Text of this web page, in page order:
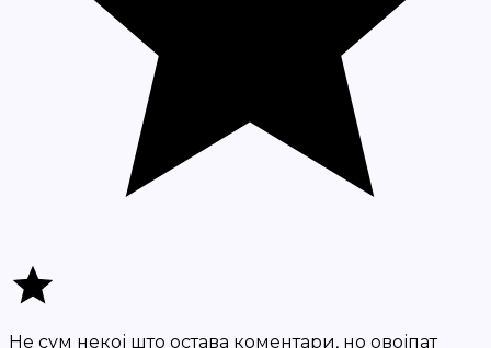
Не сум некој што остава коментари, но овојпат